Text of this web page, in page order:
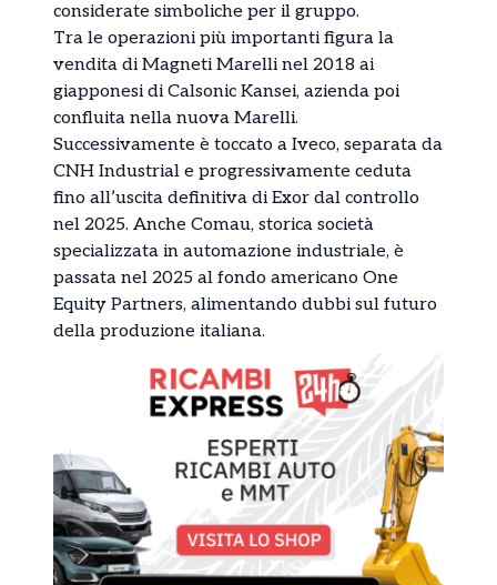
considerate simboliche per il gruppo.
Tra le operazioni più importanti figura la
vendita di Magneti Marelli nel 2018 ai
giapponesi di Calsonic Kansei, azienda poi
confluita nella nuova Marelli.
Successivamente è toccato a Iveco, separata da
CNH Industrial e progressivamente ceduta
fino all’uscita definitiva di Exor dal controllo
nel 2025. Anche Comau, storica società
specializzata in automazione industriale, è
passata nel 2025 al fondo americano One
Equity Partners, alimentando dubbi sul futuro
della produzione italiana.